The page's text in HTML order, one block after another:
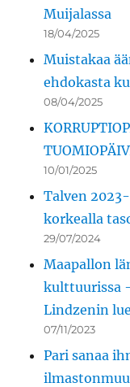
Muijalassa
18/04/2025
Muistakaa
ehdokasta
08/04/2025
10/01/2025
Talven
korkealla
29/07/2024
Maapallon
kulttuurissa
Lindzenin
07/11/2023
Pari sanaa